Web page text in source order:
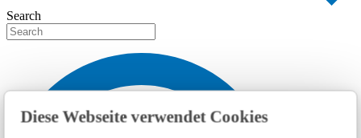
Diese Webseite verwendet Cookies
Search